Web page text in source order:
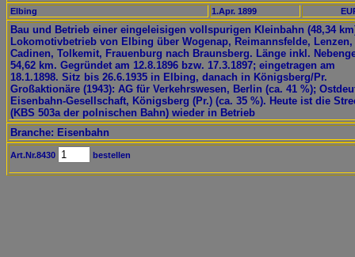
Elbing
1.Apr. 1899
Bau und Betrieb einer eingeleisigen vollspurigen Kleinbahn (48,34
Lokomotivbetrieb von Elbing über Wogenap, Reimannsfelde, Lenzen,
Cadinen, Tolkemit, Frauenburg nach Braunsberg. Länge inkl.
54,62 km. Gegründet am 12.8.1896 bzw. 17.3.1897; eingetragen am
18.1.1898. Sitz bis 26.6.1935 in Elbing, danach in Königsberg/Pr.
Großaktionäre (1943): AG für Verkehrswesen, Berlin (ca. 41 %);
Eisenbahn-Gesellschaft, Königsberg (Pr.) (ca. 35 %). Heute ist die
(KBS 503a der polnischen Bahn) wieder in Betrieb
Branche: Eisenbahn
Art.Nr.8430 bestellen